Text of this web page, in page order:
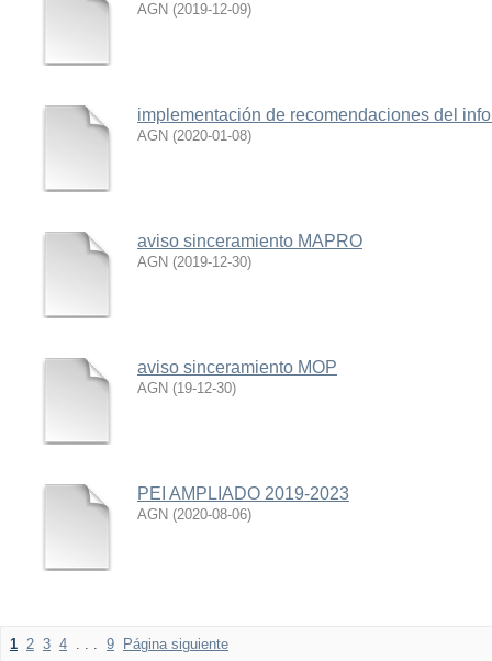
AGN (2019-12-09)
implementación de recomendaciones del
AGN (2020-01-08)
aviso sinceramiento MAPRO
AGN (2019-12-30)
aviso sinceramiento MOP
AGN (19-12-30)
PEI AMPLIADO 2019-2023
AGN (2020-08-06)
1 2 3 4 . . . 9 Página siguiente